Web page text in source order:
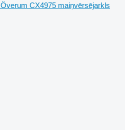
Överum CX4975 maiņvērsējarkls